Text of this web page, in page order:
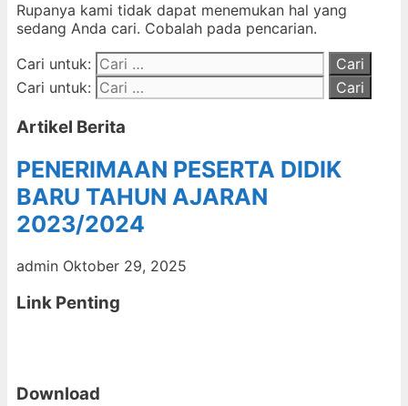
Rupanya kami tidak dapat menemukan hal yang
sedang Anda cari. Cobalah pada pencarian.
Cari untuk:
Cari untuk:
Artikel Berita
PENERIMAAN PESERTA DIDIK
BARU TAHUN AJARAN
2023/2024
admin Oktober 29, 2025
Link Penting
Download